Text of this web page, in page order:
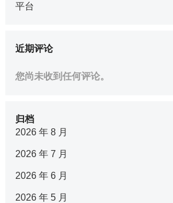
平台
近期评论
您尚未收到任何评论。
归档
2026 年 8 月
2026 年 7 月
2026 年 6 月
2026 年 5 月